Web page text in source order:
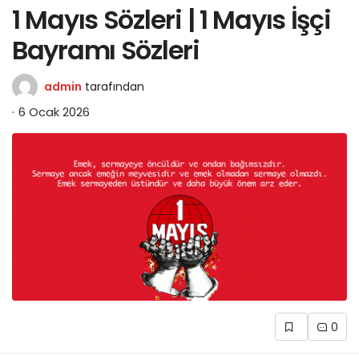
1 Mayıs Sözleri | 1 Mayıs İşçi
Bayramı Sözleri
admin tarafından
6 Ocak 2026
0